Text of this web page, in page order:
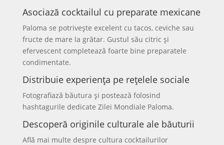
Asociază cocktailul cu preparate mexicane
Paloma se potrivește excelent cu tacos, ceviche sau
fructe de mare la grătar. Gustul său citric și
efervescent completează foarte bine preparatele
condimentate.
Distribuie experiența pe rețelele sociale
Fotografiază băutura și postează folosind
hashtagurile dedicate Zilei Mondiale Paloma.
Descoperă originile culturale ale băuturii
Află mai multe despre cultura cocktailurilor